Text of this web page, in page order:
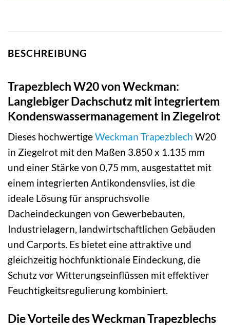
BESCHREIBUNG
Trapezblech W20 von Weckman:
Langlebiger Dachschutz mit integriertem
Kondenswassermanagement in Ziegelrot
Dieses hochwertigeWeckman Trapezblech W20
in Ziegelrot mit den Maßen 3.850 x 1.135 mm
und einer Stärke von 0,75 mm, ausgestattet mit
einem integrierten Antikondensvlies, ist die
ideale Lösung für anspruchsvolle
Dacheindeckungen von Gewerbebauten,
Industrielagern, landwirtschaftlichen Gebäuden
und Carports. Es bietet eine attraktive und
gleichzeitig hochfunktionale Eindeckung, die
Schutz vor Witterungseinflüssen mit effektiver
Feuchtigkeitsregulierung kombiniert.
Die Vorteile des Weckman Trapezblechs